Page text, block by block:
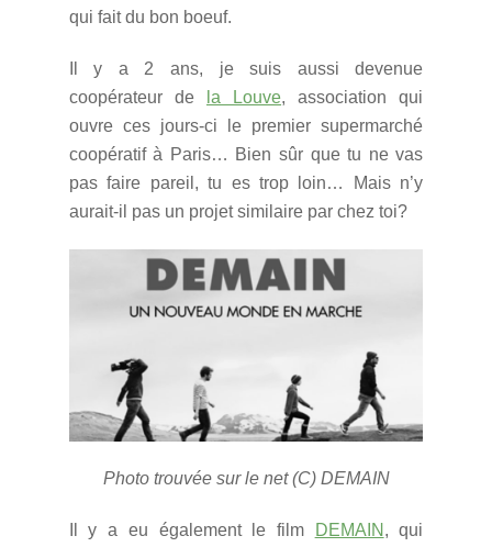
qui fait du bon boeuf.
Il y a 2 ans, je suis aussi devenue
coopérateur de
la Louve, association qui
ouvre ces jours-ci le premier supermarché
coopératif à Paris… Bien sûr que tu ne vas
pas faire pareil, tu es trop loin… Mais n’y
aurait-il pas un projet similaire par chez toi?
Photo trouvée sur le net (C) DEMAIN
Il y a eu également le film DEMAIN , qui